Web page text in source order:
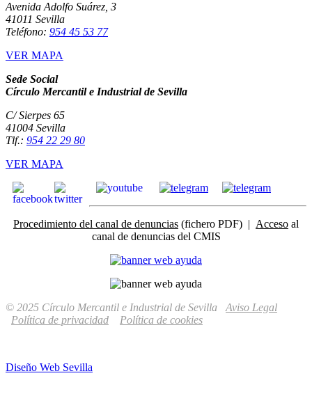
Avenida Adolfo Suárez, 3
41011 Sevilla
Teléfono: 954 45 53 77
VER MAPA
Sede Social
Círculo Mercantil e Industrial de Sevilla
C/ Sierpes 65
41004 Sevilla
Tlf.: 954 22 29 80
VER MAPA
Procedimiento del canal de denuncias (fichero PDF) | Acceso al
canal de denuncias del CMIS
© 2025 Círculo Mercantil e Industrial de Sevilla Aviso Legal
Política de privacidad
Política de cookies
Diseño Web Sevilla